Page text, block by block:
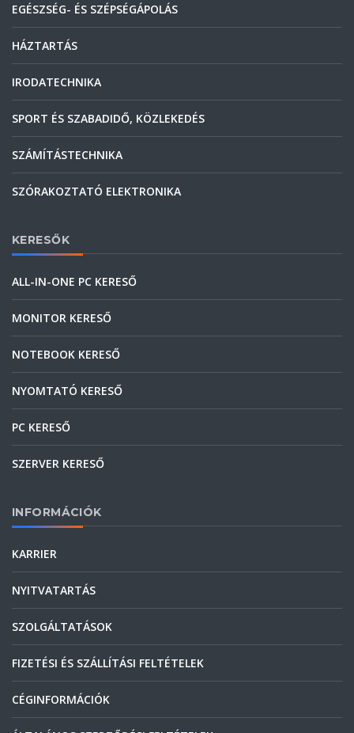
EGÉSZSÉG- ÉS SZÉPSÉGÁPOLÁS
HÁZTARTÁS
IRODATECHNIKA
SPORT ÉS SZABADIDŐ, KÖZLEKEDÉS
SZÁMÍTÁSTECHNIKA
SZÓRAKOZTATÓ ELEKTRONIKA
KERESŐK
ALL-IN-ONE PC KERESŐ
MONITOR KERESŐ
NOTEBOOK KERESŐ
NYOMTATÓ KERESŐ
PC KERESŐ
SZERVER KERESŐ
INFORMÁCIÓK
KARRIER
NYITVATARTÁS
SZOLGÁLTATÁSOK
FIZETÉSI ÉS SZÁLLÍTÁSI FELTÉTELEK
CÉGINFORMÁCIÓK